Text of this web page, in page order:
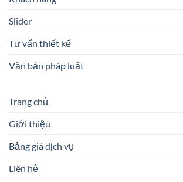
Slider
Tư vấn thiết kế
Văn bản pháp luật
Trang chủ
Giới thiệu
Bảng giá dịch vụ
Liên hệ